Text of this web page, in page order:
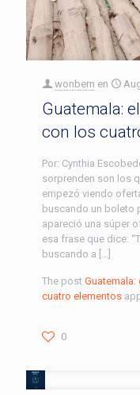
wonbern en
Guatemala:
con los
Por: Cynthia
sorprenden son los
empezó viendo
buscando un boleto
apareció una súper
esa frase que dice:
buscando a […]
The post
cuatro elementos
0